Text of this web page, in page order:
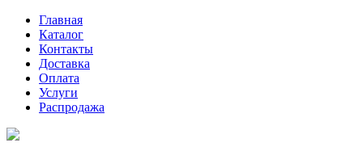
Главная
Каталог
Контакты
Доставка
Оплата
Услуги
Распродажа